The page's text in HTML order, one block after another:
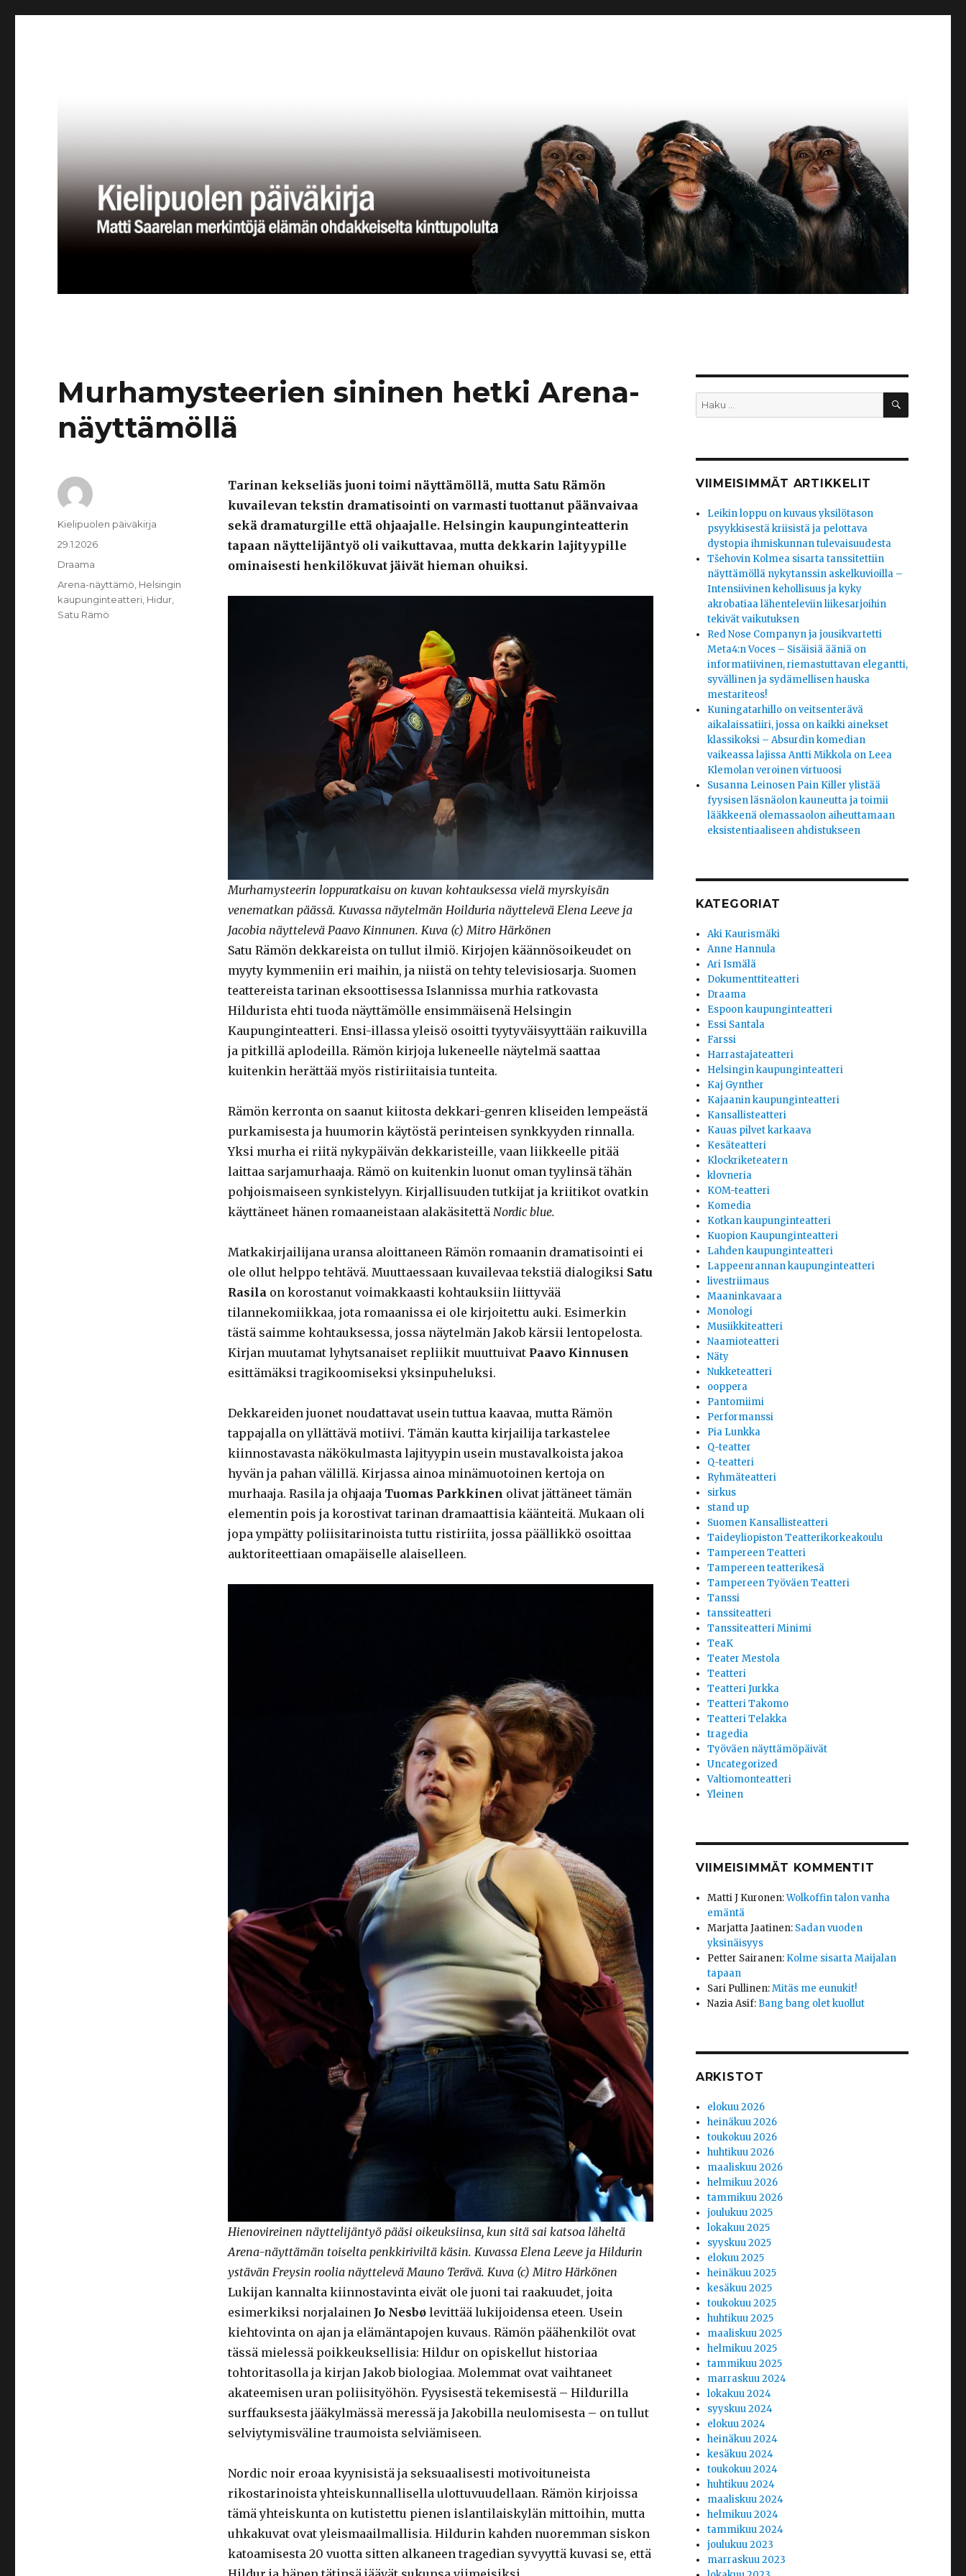
Murhamysteerien sininen hetki Arena-
näyttämöllä
Tarinan kekseliäs juoni toimi näyttämöllä, mutta Satu Rämön
kuvailevan tekstin dramatisointi on varmasti tuottanut päänvaivaa
sekä dramaturgille että ohjaajalle. Helsingin kaupunginteatterin
tapaan näyttelijäntyö oli vaikuttavaa, mutta dekkarin lajityypille
ominaisesti henkilökuvat jäivät hieman ohuiksi.
Murhamysteerin loppuratkaisu on kuvan kohtauksessa vielä myrskyisän
venematkan päässä. Kuvassa näytelmän Hoilduria näyttelevä Elena Leeve ja
Jacobia näyttelevä Paavo Kinnunen. Kuva (c) Mitro Härkönen
Satu Rämön dekkareista on tullut ilmiö. Kirjojen käännösoikeudet on
myyty kymmeniin eri maihin, ja niistä on tehty televisiosarja. Suomen
teattereista tarinan eksoottisessa Islannissa murhia ratkovasta
Hildurista ehti tuoda näyttämölle ensimmäisenä Helsingin
Kaupunginteatteri. Ensi-illassa yleisö osoitti tyytyväisyyttään raikuvilla
ja pitkillä aplodeilla. Rämön kirjoja lukeneelle näytelmä saattaa
kuitenkin herättää myös ristiriitaisia tunteita.
Rämön kerronta on saanut kiitosta dekkari-genren kliseiden lempeästä
purkamisesta ja huumorin käytöstä perinteisen synkkyyden rinnalla.
Yksi murha ei riitä nykypäivän dekkaristeille, vaan liikkeelle pitää
laittaa sarjamurhaaja. Rämö on kuitenkin luonut oman tyylinsä tähän
pohjoismaiseen synkistelyyn. Kirjallisuuden tutkijat ja kriitikot ovatkin
käyttäneet hänen romaaneistaan alakäsitettä Nordic blue.
Matkakirjailijana uransa aloittaneen Rämön romaanin dramatisointi ei
ole ollut helppo tehtävä. Muuttaessaan kuvailevaa tekstiä dialogiksi Satu
Rasila on korostanut voimakkaasti kohtauksiin liittyvää
tilannekomiikkaa, jota romaanissa ei ole kirjoitettu auki. Esimerkin
tästä saimme kohtauksessa, jossa näytelmän Jakob kärsii lentopelosta.
Kirjan muutamat lyhytsanaiset repliikit muuttuivat Paavo Kinnusen
esittämäksi tragikoomiseksi yksinpuheluksi.
Dekkareiden juonet noudattavat usein tuttua kaavaa, mutta Rämön
tappajalla on yllättävä motiivi. Tämän kautta kirjailija tarkastelee
kiinnostavasta näkökulmasta lajityypin usein mustavalkoista jakoa
hyvän ja pahan välillä. Kirjassa ainoa minämuotoinen kertoja on
murhaaja. Rasila ja ohjaaja Tuomas Parkkinen olivat jättäneet tämän
elementin pois ja korostivat tarinan dramaattisia käänteitä. Mukaan oli
jopa ympätty poliisitarinoista tuttu ristiriita, jossa päällikkö osoittaa
auktoriteettiaan omapäiselle alaiselleen.
Hienovireinen näyttelijäntyö pääsi oikeuksiinsa, kun sitä sai katsoa läheltä
Arena-näyttämän toiselta penkkiriviltä käsin. Kuvassa Elena Leeve ja Hildurin
ystävän Freysin roolia näyttelevä Mauno Terävä. Kuva (c) Mitro Härkönen
Lukijan kannalta kiinnostavinta eivät ole juoni tai raakuudet, joita
esimerkiksi norjalainen Jo Nesbølevittää lukijoidensa eteen. Usein
kiehtovinta on ajan ja elämäntapojen kuvaus. Rämön päähenkilöt ovat
tässä mielessä poikkeuksellisia: Hildur on opiskellut historiaa
tohtoritasolla ja kirjan Jakob biologiaa. Molemmat ovat vaihtaneet
akateemisen uran poliisityöhön. Fyysisestä tekemisestä – Hildurilla
surffauksesta jääkylmässä meressä ja Jakobilla neulomisesta – on tullut
selviytymisväline traumoista selviämiseen.
Nordic noir eroaa kyynisistä ja seksuaalisesti motivoituneista
rikostarinoista yhteiskunnallisella ulottuvuudellaan. Rämön kirjoissa
tämä yhteiskunta on kutistettu pienen islantilaiskylän mittoihin, mutta
uhkakuvat ovat yleismaailmallisia. Hildurin kahden nuoremman siskon
katoamisesta 20 vuotta sitten alkaneen tragedian syvyyttä kuvasi se, että
Kirjoittaja
Kielipuolen päiväkirja
Julkaistu
29.1.2026
Kategoriat
Draama
Avainsanat
Arena-näyttämö Helsingin
kaupunginteatteri Hidur
Satu Rämö
Etsi: HAKU
VIIMEISIMMÄT ARTIKKELIT
Leikin loppu on kuvaus yksilötason
psyykkisestä kriisistä ja pelottava
dystopia ihmiskunnan tulevaisuudesta
Tšehovin Kolmea sisarta tanssitettiin
näyttämöllä nykytanssin askelkuvioilla –
Intensiivinen kehollisuus ja kyky
akrobatiaa lähenteleviin liikesarjoihin
tekivät vaikutuksen
Red Nose Companyn ja jousikvartetti
Meta4:n Voces – Sisäisiä ääniä on
informatiivinen, riemastuttavan elegantti,
syvällinen ja sydämellisen hauska
mestariteos!
Kuningatarhillo on veitsenterävä
aikalaissatiiri, jossa on kaikki ainekset
klassikoksi – Absurdin komedian
vaikeassa lajissa Antti Mikkola on Leea
Klemolan veroinen virtuoosi
Susanna Leinosen Pain Killer ylistää
fyysisen läsnäolon kauneutta ja toimii
lääkkeenä olemassaolon aiheuttamaan
eksistentiaaliseen ahdistukseen
KATEGORIAT
Aki Kaurismäki
Anne Hannula
Ari Ismälä
Dokumenttiteatteri
Draama
Espoon kaupunginteatteri
Essi Santala
Farssi
Harrastajateatteri
Helsingin kaupunginteatteri
Kaj Gynther
Kajaanin kaupunginteatteri
Kansallisteatteri
Kauas pilvet karkaava
Kesäteatteri
Klockriketeatern
klovneria
KOM-teatteri
Komedia
Kotkan kaupunginteatteri
Kuopion Kaupunginteatteri
Lahden kaupunginteatteri
Lappeenrannan kaupunginteatteri
livestriimaus
Maaninkavaara
Monologi
Musiikkiteatteri
Naamioteatteri
Näty
Nukketeatteri
ooppera
Pantomiimi
Performanssi
Pia Lunkka
Q-teatter
Q-teatteri
Ryhmäteatteri
sirkus
stand up
Suomen Kansallisteatteri
Taideyliopiston Teatterikorkeakoulu
Tampereen Teatteri
Tampereen teatterikesä
Tampereen Työväen Teatteri
Tanssi
tanssiteatteri
Tanssiteatteri Minimi
TeaK
Teater Mestola
Teatteri
Teatteri Jurkka
Teatteri Takomo
Teatteri Telakka
tragedia
Työväen näyttämöpäivät
Uncategorized
Valtiomonteatteri
Yleinen
VIIMEISIMMÄT KOMMENTIT
Matti J Kuronen:Wolkoffin talon vanha
emäntä
Marjatta Jaatinen: Sadan vuoden
yksinäisyys
Petter Sairanen: Kolme sisarta Maijalan
tapaan
Sari Pullinen:Mitäs me eunukit!
Nazia Asif: Bang bang olet kuollut
ARKISTOT
elokuu 2026
heinäkuu 2026
toukokuu 2026
huhtikuu 2026
maaliskuu 2026
helmikuu 2026
tammikuu 2026
joulukuu 2025
lokakuu 2025
syyskuu 2025
elokuu 2025
heinäkuu 2025
kesäkuu 2025
toukokuu 2025
huhtikuu 2025
maaliskuu 2025
helmikuu 2025
tammikuu 2025
marraskuu 2024
lokakuu 2024
syyskuu 2024
elokuu 2024
heinäkuu 2024
kesäkuu 2024
toukokuu 2024
huhtikuu 2024
maaliskuu 2024
helmikuu 2024
tammikuu 2024
joulukuu 2023
marraskuu 2023